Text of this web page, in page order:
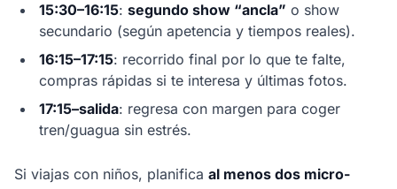
15:30–16:15: segundo show “ancla” o show
secundario (según apetencia y tiempos reales).
16:15–17:15: recorrido final por lo que te falte,
compras rápidas si te interesa y últimas fotos.
17:15–salida: regresa con margen para coger
tren/guagua sin estrés.
Si viajas con niños, planifica al menos dos micro-